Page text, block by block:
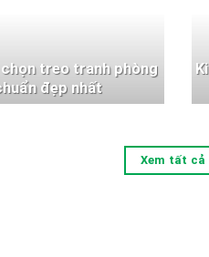
treo tranh phòng
đẹp nhất
Xem tất cả